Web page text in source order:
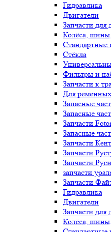
Гидравлика
Двигатели
Запчасти для
Колёса,
Стандартные
Стёкла
Фильтры и
Запчасти к
Для
Запасные
Запасные
Запчасти
Запасные
Запчасти
Запчасти
Запчасти
запчасти
Запчасти
Гидравлика
Двигатели
Запчасти для
Колёса,